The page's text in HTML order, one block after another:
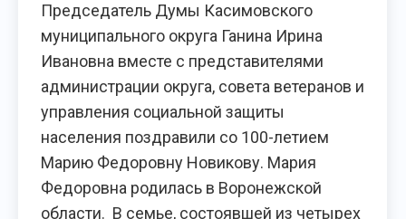
Председатель Думы Касимовского
муниципального округа Ганина Ирина
Ивановна вместе с представителями
администрации округа, совета ветеранов и
управления социальной защиты
населения поздравили со 100-летием
Марию Федоровну Новикову. Мария
Федоровна родилась в Воронежской
области. В семье, состоявшей из четырех